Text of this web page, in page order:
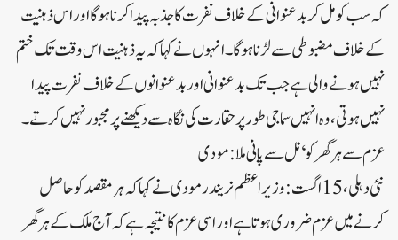
کہ سب کو مل کربدعنوانی کے خلاف نفرت کا جذبہ پیدا کرنا ہوگا اور اس ذہنیت
کے خلاف مضبوطی سے لڑنا ہوگا۔ انہوں نے کہا کہ یہ ذہنیت اس وقت تک ختم
نہیں ہونے والی ہے جب تک بدعنوانی اور بدعنوانوں کے خلاف نفرت پیدا
نہیں ہوتی، وہ انہیں سماجی طور پر حقارت کی نگاہ سے دیکھنے پر مجبور نہیں کرتے۔
عزم سے ہر گھر کو ‘نل سے پانی ملا: مودی
نئی دہلی، 15 اگست: وزیر اعظم نریندر مودی نے کہا کہ ہر مقصد کو حاصل
کرنے میں عزم ضروری ہوتا ہے اور اسی عزم کا نتیجہ ہے کہ آج ملک کے ہر گھر